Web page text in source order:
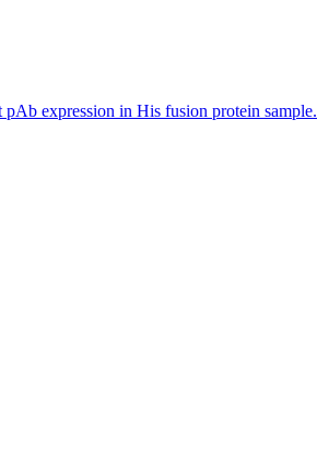
expression in His fusion protein sample.